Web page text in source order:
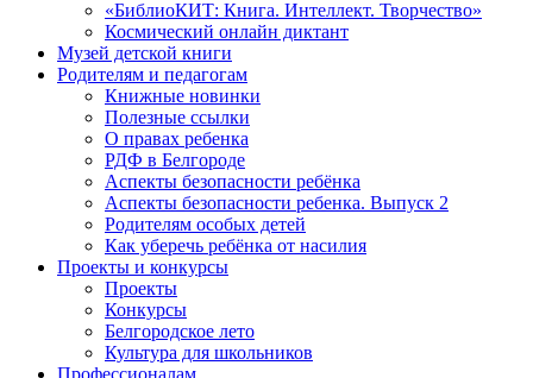
«БиблиоКИТ: Книга. Интеллект. Творчество»
Космический онлайн диктант
Музей детской книги
Родителям и педагогам
Книжные новинки
Полезные ссылки
О правах ребенка
РДФ в Белгороде
Аспекты безопасности ребёнка
Аспекты безопасности ребенка. Выпуск 2
Родителям особых детей
Как уберечь ребёнка от насилия
Проекты и конкурсы
Проекты
Конкурсы
Белгородское лето
Культура для школьников
Профессионалам